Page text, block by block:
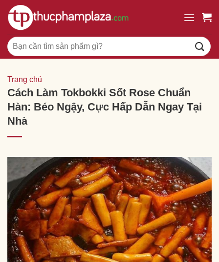
Chuyển
đến
dung
Tìm
kiếm:
Trang chủ
Cách Làm Tokbokki Sốt Rose Chuẩn
Hàn: Béo Ngậy, Cực Hấp Dẫn Ngay Tại
Nhà